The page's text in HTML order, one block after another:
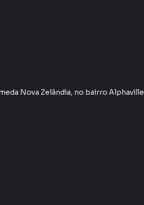
Nova Zelândia, no bairro Alphaville